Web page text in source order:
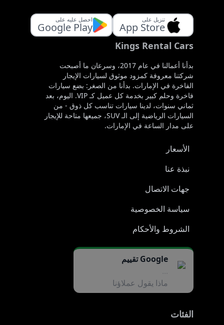
تنزيل على
App Store
احصل عليه على
Google Play
Kings Rental Cars
بدأنا أعمالنا في عام 2017، وسرعان ما أصبحت
شركتنا معروفة كمزود موثوق لسيارات الإيجار
الفاخرة في الإمارات. بدأنا من الصغر: بضع سيارات
فاخرة وحلم كبير بخدمة كل عميل كـ VIP. اليوم، بعد
ثماني سنوات، لدينا سيارات تناسب كل ذوق - من
السيارات الرياضية إلى الـ SUV، جميعها متاحة للإيجار
على مدار الساعة في الإمارات.
الأسعار
نبذة عنا
جهات الاتصال
سياسة الخصوصية
الشروط والأحكام
Google تقييم
ماذا يقول عملاؤنا
الفئات